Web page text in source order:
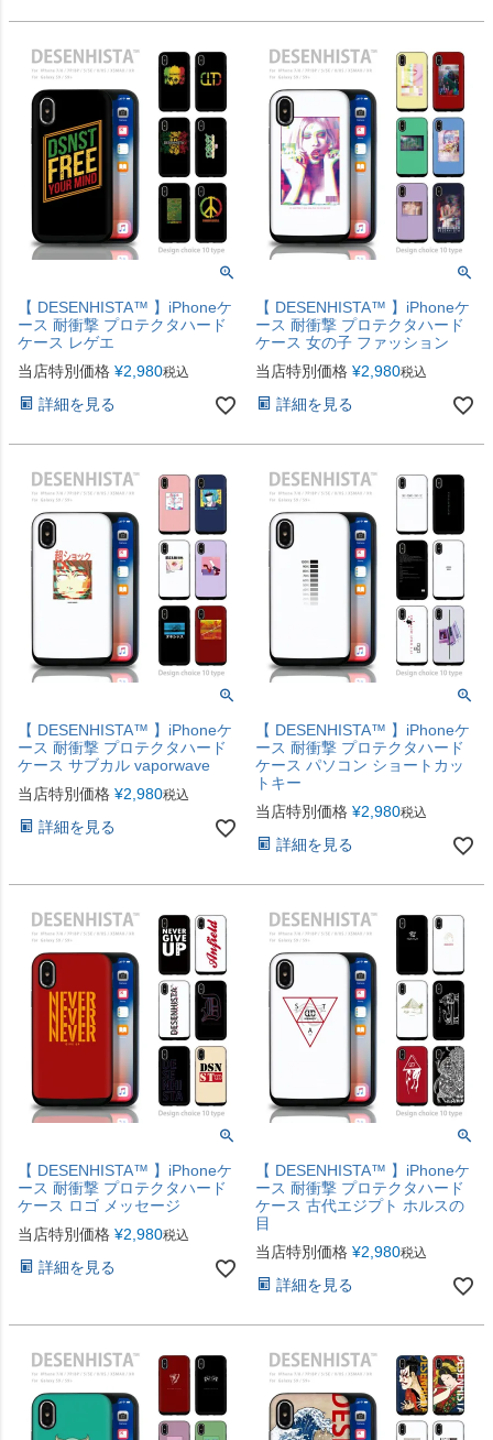
【 DESENHISTA™ 】iPhoneケ
ース 耐衝撃 プロテクタハード
ケース レゲエ
当店特別価格 ¥2,980税込
詳細を見る
【 DESENHISTA™ 】iPhoneケ
ース 耐衝撃 プロテクタハード
ケース 女の子 ファッション
当店特別価格 ¥2,980税込
詳細を見る
【 DESENHISTA™ 】iPhoneケ
ース 耐衝撃 プロテクタハード
ケース サブカル vaporwave
当店特別価格 ¥2,980税込
詳細を見る
【 DESENHISTA™ 】iPhoneケ
ース 耐衝撃 プロテクタハード
ケース パソコン ショートカッ
トキー
当店特別価格 ¥2,980税込
詳細を見る
【 DESENHISTA™ 】iPhoneケ
ース 耐衝撃 プロテクタハード
ケース ロゴ メッセージ
当店特別価格 ¥2,980税込
詳細を見る
【 DESENHISTA™ 】iPhoneケ
ース 耐衝撃 プロテクタハード
ケース 古代エジプト ホルスの
目
当店特別価格 ¥2,980税込
詳細を見る